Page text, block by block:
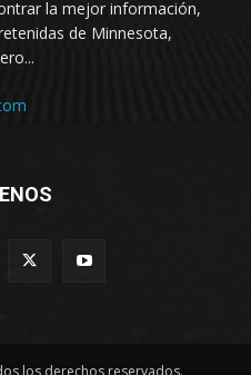
la mejor información,
de Minnesota,
los derechos reservados.